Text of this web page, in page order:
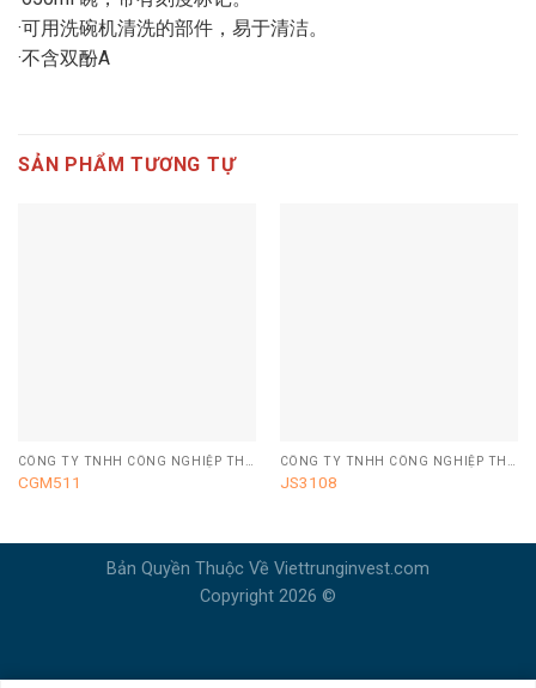
·可用洗碗机清洗的部件，易于清洁。
·不含双酚A
SẢN PHẨM TƯƠNG TỰ
CGM511 JS3108
Bản Quyền Thuộc Về Viettrunginvest.com
Copyright 2026 ©